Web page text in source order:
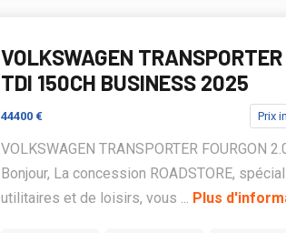
VOLKSWAGEN
TDI 150CH BUSINESS 2025
44400 € Prix
VOLKSWAGEN TRANSPORTER FOURGON
Bonjour, La concession ROADSTORE,
utilitaires et de loisirs, vous ... Plus